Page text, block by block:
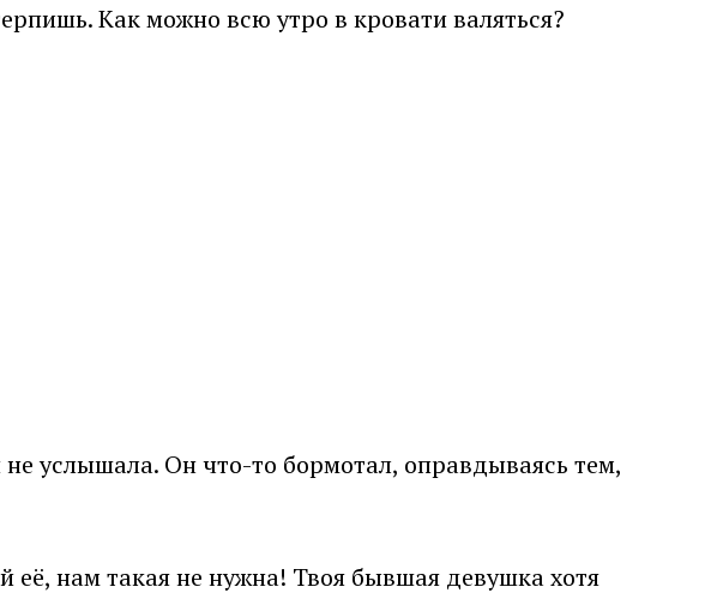
Как можно всю утро в кровати валяться?
услышала. Он что-то бормотал, оправдываясь тем,
её, нам такая не нужна! Твоя бывшая девушка хотя